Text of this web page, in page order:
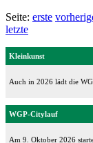
Seite: erste
letzte
Kleinkunst
Auch in 2026 lädt die
WGP-Citylauf
Am 9. Oktober 2026